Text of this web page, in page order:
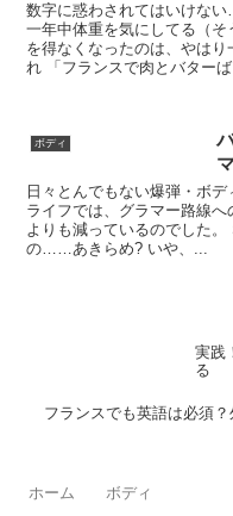
数字に惑わされてはいけな
一年中体重を気にしてる（
を得なくなったのは、やは
れ 「フランスで肉とバター
ボディ
日々とんでもない爆弾・ボ
ライフでは、グラマー路線
よりも減っているのでした
の……あきらめ? いや、...
実践
る
フランスでも英語は必須
ホーム ボディ